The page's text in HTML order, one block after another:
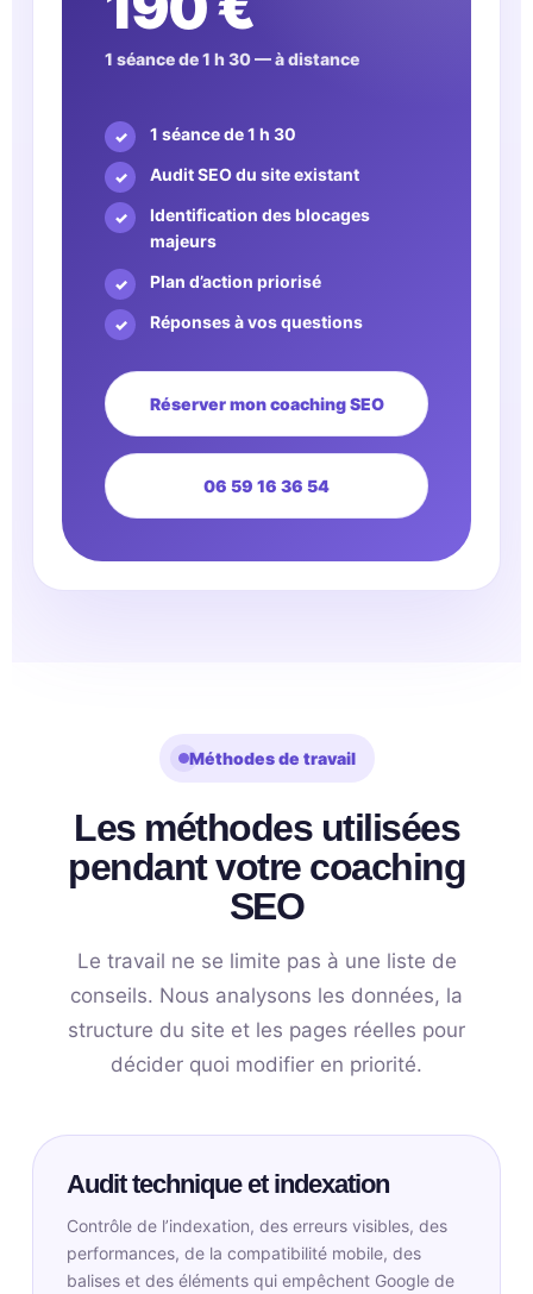
1 séance de 1 h 30 — à distance
1 séance de 1 h 30
Audit SEO du site existant
Identification des blocages
majeurs
Plan d’action priorisé
Réponses à vos questions
Réserver mon coaching SEO
06 59 16 36 54
Méthodes de travail
Les méthodes utilisées
pendant votre coaching
SEO
Le travail ne se limite pas à une liste de
conseils. Nous analysons les données, la
structure du site et les pages réelles pour
décider quoi modifier en priorité.
Audit technique et indexation
Contrôle de l’indexation, des erreurs visibles, des
performances, de la compatibilité mobile, des
balises et des éléments qui empêchent Google de